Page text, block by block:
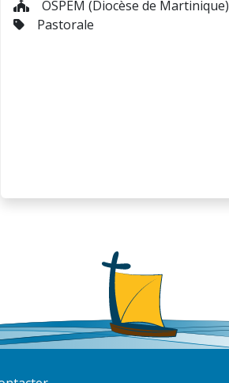
OSPEM (Diocèse de Martinique)
Pastorale